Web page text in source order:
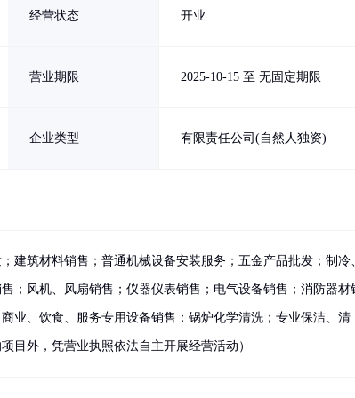
经营状态 开业
营业期限 2025-10-15 至 无固定期限
企业类型 有限责任公司(自然人独资)
建筑材料销售；普通机械设备安装服务；五金产品批发；制冷
；风机、风扇销售；仪器仪表销售；电气设备销售；消防器材
业、饮食、服务专用设备销售；锅炉化学清洗；专业保洁、清
目外，凭营业执照依法自主开展经营活动）